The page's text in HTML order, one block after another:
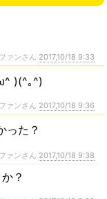
ァンさん 2017,10/18 9:33
)(^｡^)
ァンさん 2017,10/18 9:36
った？
ァンさん 2017,10/18 9:38
？